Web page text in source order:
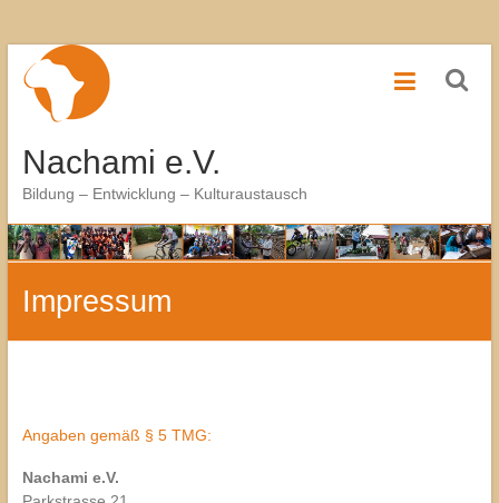
Inhalt
springen
Nachami e.V.
Bildung – Entwicklung – Kulturaustausch
Impressum
Angaben gemäß § 5 TMG:
Nachami e.V.